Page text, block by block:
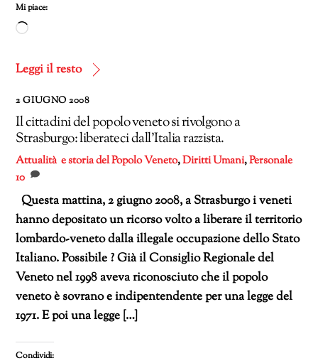
Mi piace:
Caricamento
corso…
Leggi il resto
2 GIUGNO 2008
Il cittadini del popolo veneto si rivolgono a
Strasburgo: liberateci dall’Italia razzista.
Attualità e storia del Popolo Veneto,Diritti Umani,Personale
10
Questa mattina, 2 giugno 2008, a Strasburgo i veneti
hanno depositato un ricorso volto a liberare il territorio
lombardo-veneto dalla illegale occupazione dello Stato
Italiano. Possibile ? Già il Consiglio Regionale del
Veneto nel 1998 aveva riconosciuto che il popolo
veneto è sovrano e indipentendente per una legge del
1971. E poi una legge […]
Condividi: